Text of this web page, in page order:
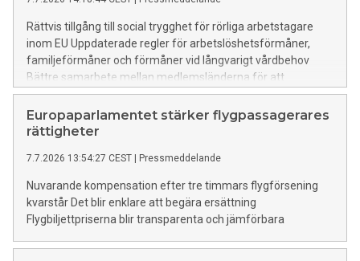
Rättvis tillgång till social trygghet för rörliga arbetstagare
inom EU Uppdaterade regler för arbetslöshetsförmåner,
familjeförmåner och förmåner vid långvarigt vårdbehov
Bättre samarbete mellan medlemsländerna för att
säkerställa tillgång till förmåner och bekämpa bedrägerier
Europaparlamentet stärker flygpassagerares
rättigheter
7.7.2026 13:54:27 CEST Pressmeddelande
Nuvarande kompensation efter tre timmars flygförsening
kvarstår Det blir enklare att begära ersättning
Flygbiljettpriserna blir transparenta och jämförbara